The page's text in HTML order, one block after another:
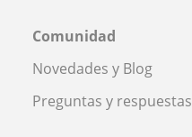
Comunidad
Novedades y Blog
Preguntas y respuestas